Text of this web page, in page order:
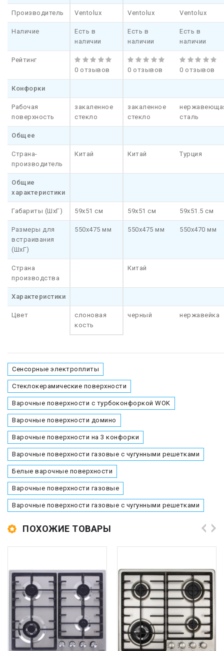
Производитель Ventolux Ventolux Ventolux
Наличие
Есть в
наличии
Есть в
наличии
Есть в
наличии
Рейтинг
0 отзывов
0 отзывов 0 отзывов
Конфорки
Рабочая
поверхность
закаленное
стекло
закаленное
стекло
сталь
Общее
Страна-
производитель
Китай Китай Турция
Общие
характеристики
Габариты (ШхГ) 59x51 см 59x51 см 59x51.5 см
Размеры для
встраивания
(ШхГ)
550x475 мм 550x475 мм 550x470 мм
Страна
производства
Китай
Характеристики
Цвет
слоновая
кость
черный нержавейка
Сенсорные электроплиты
Стеклокерамические поверхности
Варочные поверхности с турбоконфоркой WOK
Варочные поверхности домино
Варочные поверхности на 3 конфорки
Варочные поверхности газовые с чугунными решетками
Белые варочные поверхности
Варочные поверхности газовые
Варочные поверхности газовые с чугунными решетками
ПОХОЖИЕ ТОВАРЫ